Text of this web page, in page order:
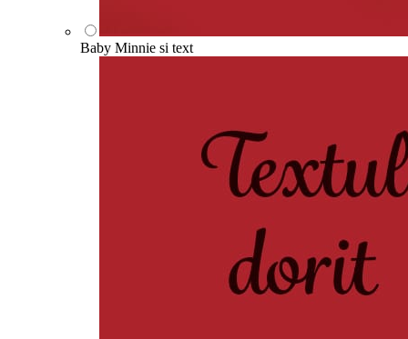
Baby Minnie si text